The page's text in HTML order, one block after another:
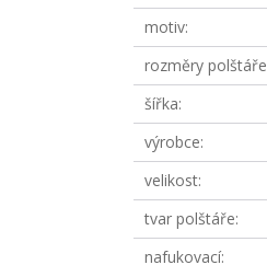
motiv
rozměry polštáře
šířka
výrobce
velikost
tvar polštáře
nafukovací